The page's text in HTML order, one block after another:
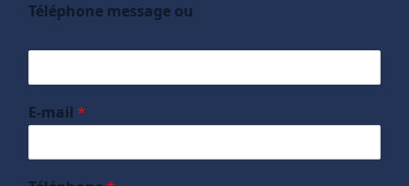
Téléphone message ou
E-mail *